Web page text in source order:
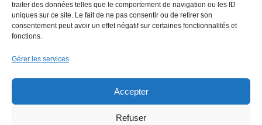
traiter des données telles que le comportement de navigation ou les ID
uniques sur ce site. Le fait de ne pas consentir ou de retirer son
consentement peut avoir un effet négatif sur certaines fonctionnalités et
fonctions.
Gérer les services
Accepter
Refuser
Economie : Wash.ME poursuit son
développement dans la région